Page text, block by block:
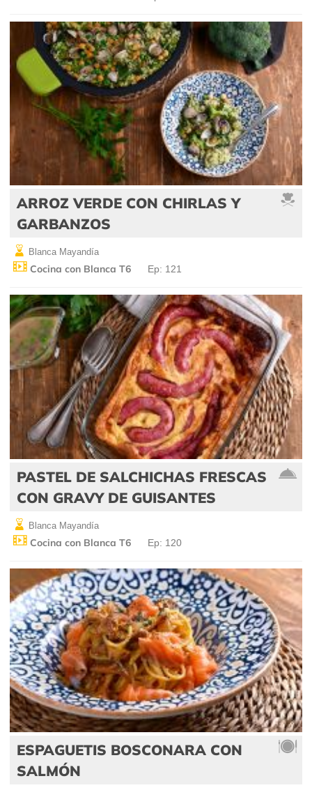
ARROZ VERDE CON CHIRLAS Y
GARBANZOS
Blanca Mayandía
Cocina con Blanca T6 Ep: 121
PASTEL DE SALCHICHAS FRESCAS
CON GRAVY DE GUISANTES
Blanca Mayandía
Cocina con Blanca T6 Ep: 120
ESPAGUETIS BOSCONARA CON
SALMÓN